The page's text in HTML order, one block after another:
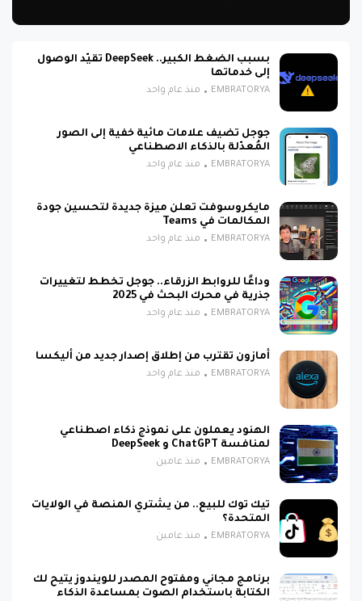
بسبب الضغط الكبير.. DeepSeek تقيّد الوصول
إلى خدماتها
EMBRATORYA منذ عام واحد
جوجل تضيف علامات مائية خفية إلى الصور
المُعدّلة بالذكاء الاصطناعي
EMBRATORYA منذ عام واحد
مايكروسوفت تعلن ميزة جديدة لتحسين جودة
المكالمات في Teams
EMBRATORYA منذ عام واحد
وداعًا للروابط الزرقاء.. جوجل تخطط لتغييرات
جذرية في محرك البحث في 2025
EMBRATORYA منذ عام واحد
أمازون تقترب من إطلاق إصدار جديد من أليكسا
EMBRATORYA منذ عام واحد
الهنود يعملون على نموذج ذكاء اصطناعي
لمنافسة ChatGPT و DeepSeek
EMBRATORYA منذ عامين
تيك توك للبيع.. من يشتري المنصة في الولايات
المتحدة؟
EMBRATORYA منذ عامين
برنامج مجاني ومفتوح المصدر للويندوز يتيح لك
الكتابة باستخدام الصوت بمساعدة الذكاء